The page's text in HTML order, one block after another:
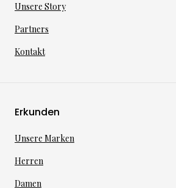
Unsere Story
Partners
Kontakt
Erkunden
Unsere Marken
Herren
Damen